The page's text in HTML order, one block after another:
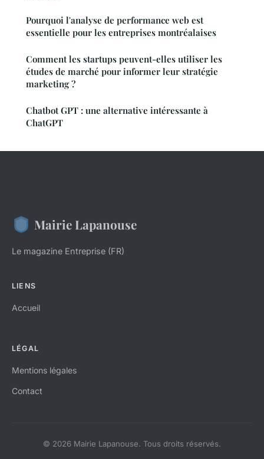
Pourquoi l'analyse de performance web est
essentielle pour les entreprises montréalaises
Comment les startups peuvent-elles utiliser les
études de marché pour informer leur stratégie
marketing ?
Chatbot GPT : une alternative intéressante à
ChatGPT
Mairie Lapanouse
Le magazine Entreprise (FR)
LIENS
Accueil
LÉGAL
Mentions légales
Contact
© 2026 Mairie Lapanouse. Tous droits réservés.